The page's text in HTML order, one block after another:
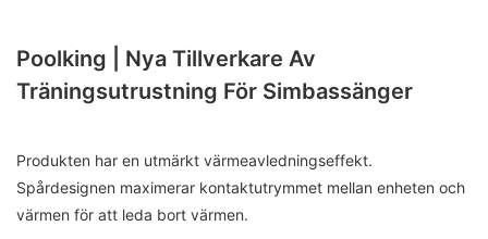
Poolking | Nya Tillverkare Av
Träningsutrustning För Simbassänger
Produkten har en utmärkt värmeavledningseffekt.
Spårdesignen maximerar kontaktutrymmet mellan enheten och
värmen för att leda bort värmen.